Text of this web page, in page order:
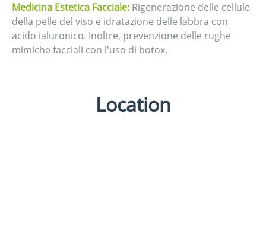
Medicina Estetica Facciale: Rigenerazione delle cellule
della pelle del viso e idratazione delle labbra con
acido ialuronico. Inoltre, prevenzione delle rughe
mimiche facciali con l'uso di botox.
Location